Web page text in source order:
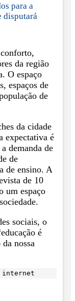
para a
disputará
da região
O espaço
espaços de
de
da cidade
expectativa é
demanda de
de
de ensino. A
de 10
um espaço
sociais, o
é
nossa
internet